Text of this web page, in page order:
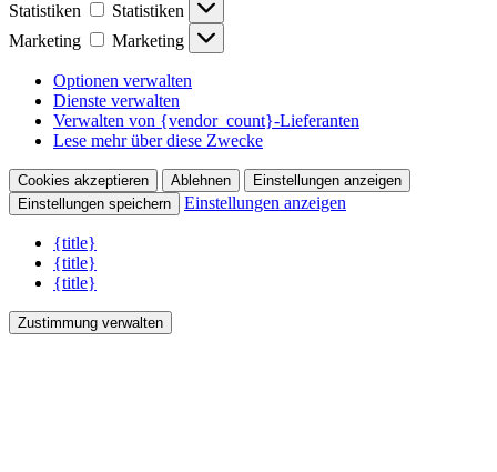
Statistiken
Statistiken
Marketing
Marketing
Optionen verwalten
Dienste verwalten
Verwalten von {vendor_count}-Lieferanten
Lese mehr über diese Zwecke
Cookies akzeptieren Ablehnen
Einstellungen anzeigen
Einstellungen speichern
Einstellungen anzeigen
{title}
{title}
{title}
Zustimmung verwalten